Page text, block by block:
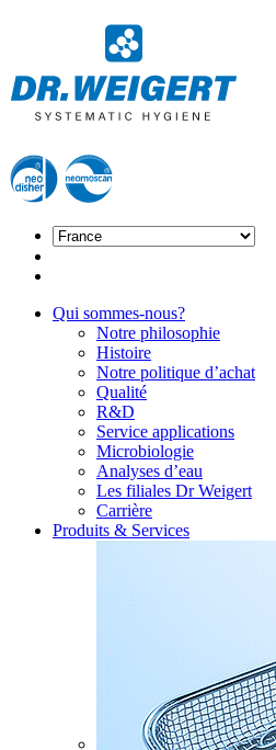
Qui sommes-nous?
Notre philosophie
Histoire
Notre politique d’achat
Qualité
R&D
Service applications
Microbiologie
Analyses d’eau
Les filiales Dr Weigert
Carrière
Produits & Services